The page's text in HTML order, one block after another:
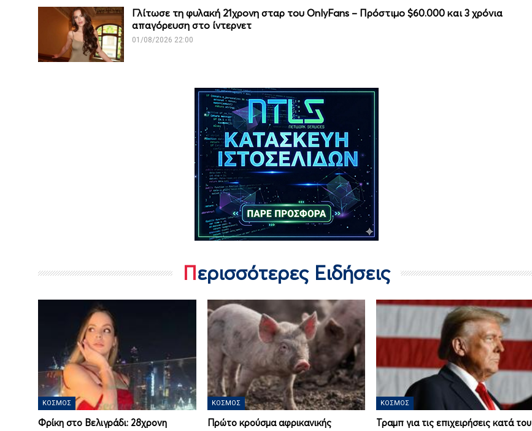
Γλίτωσε τη φυλακή 21χρονη σταρ του OnlyFans – Πρόστιμο $60.000 και 3 χρόνια
απαγόρευση στο ίντερνετ
01/08/2026 22:00
Περισσότερες Ειδήσεις
ΚΌΣΜΟΣ
Φρίκη στο Βελιγράδι: 28χρονη
ΚΌΣΜΟΣ
Πρώτο κρούσμα αφρικανικής
ΚΌΣΜΟΣ
Τραμπ για τις επιχειρήσεις κατά του